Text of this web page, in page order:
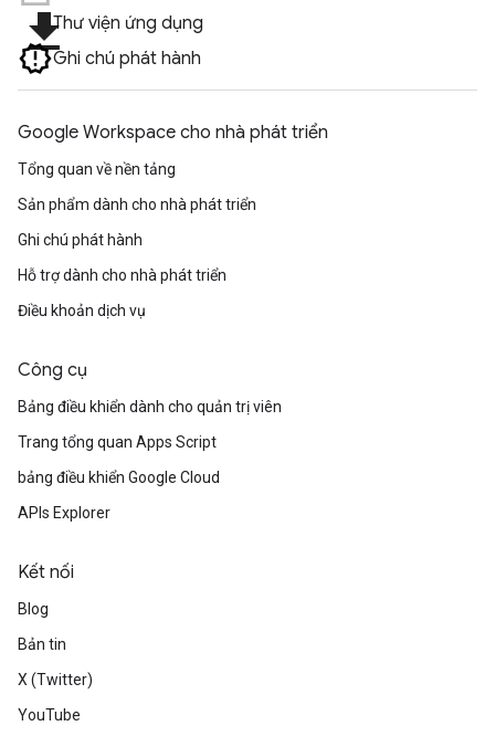
file_downloadThư viện ứng dụng
Ghi chú phát hành
Google Workspace cho nhà phát triển
Tổng quan về nền tảng
Sản phẩm dành cho nhà phát triển
Ghi chú phát hành
Hỗ trợ dành cho nhà phát triển
Điều khoản dịch vụ
Công cụ
Bảng điều khiển dành cho quản trị viên
Trang tổng quan Apps Script
bảng điều khiển Google Cloud
APIs Explorer
Kết nối
Blog
Bản tin
X (Twitter)
YouTube